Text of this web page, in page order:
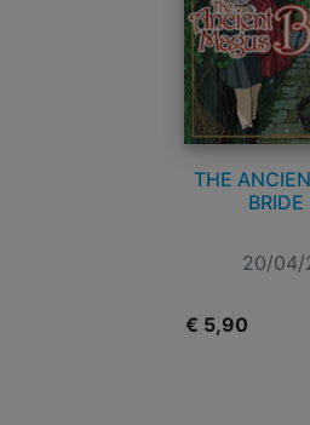
THE
20/04/
€ 5,90